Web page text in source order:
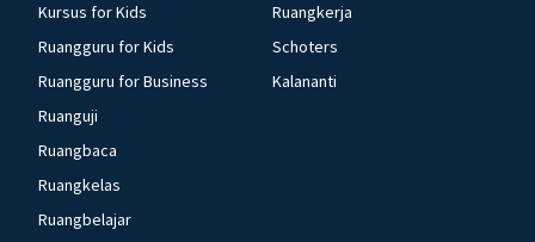
Kursus for Kids
Ruangguru for Kids
Ruangguru for Business
Ruanguji
Ruangbaca
Ruangkelas
Ruangbelajar
Ruangkerja
Schoters
Kalananti